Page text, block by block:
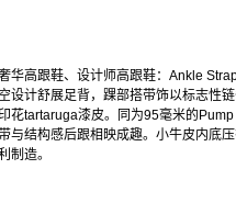
华高跟鞋、设计师高跟鞋：Ankle
设计舒展足背，踝部搭带饰以标志性
花tartaruga漆皮。同为95毫米的
与结构感后跟相映成趣。小牛皮内底
制造。